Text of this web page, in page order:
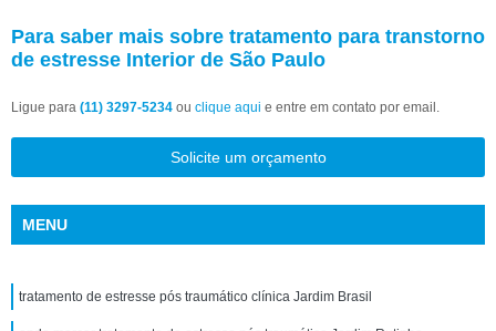
Para saber mais sobre tratamento para transtorno
de estresse Interior de São Paulo
Ligue para (11) 3297-5234 ou clique aqui e entre em contato por email.
Solicite um orçamento
MENU
tratamento de estresse pós traumático clínica Jardim Brasil